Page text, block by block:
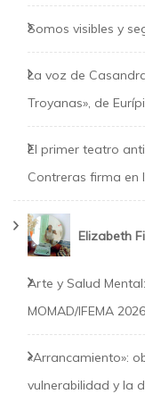
Somos visibles y
La voz de
Troyanas», de
El primer teatro
Contreras firma en
Elizabeth
Arte y Salud
MOMAD/IFEMA 2026
«Arrancamiento»:
vulnerabilidad y la